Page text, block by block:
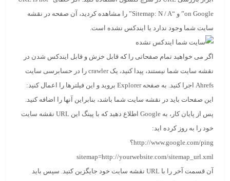
on Google” و “Sitemap: N / A” را مشاهده کردید، آن صفحه در نقشه
سایت شما وجود ندارد یا ایندکس نشده است.
اگر می خواهید تمام صفحاتی را که قابل خزش و قابل ایندکس شدن در
نقشه سایت شما نیستند، پیدا کنید، یک crawler را در حسابرسی سایت
Ahrefs اجرا کنید. به صفحه Explorer بروید و این فیلترها را اعمال کنید:
این صفحات باید در نقشه سایت شما باشد، بنابراین آنها را اضافه کنید.
پس از پایان کار، به Google اطلاع دهید که با پینگ این URL نقشه سایت
خود را به روز کرده اید:
http://www.google.com/ping؟
sitemap=http://yourwebsite.com/sitemap_url.xml
آن قسمت آخر را با URL نقشه سایت خود جایگزین کنید. سپس باید